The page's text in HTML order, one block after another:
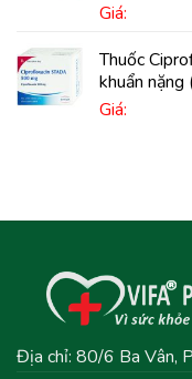
Giá:
Thuốc
khuẩn
Giá:
Địa chỉ: 80/6 Ba Vân,